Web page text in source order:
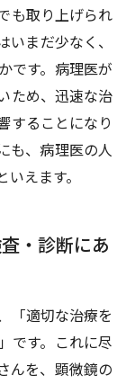
も取り上げられ
まだ少なく、
です。病理医が
ため、迅速な治
することになり
も、病理医の⼈
えます。
・診断にあ
「適切な治療を
です。これに尽
んを、顕微鏡の